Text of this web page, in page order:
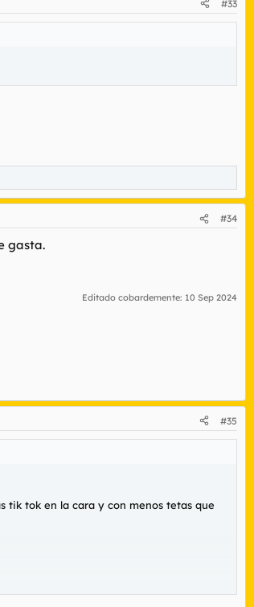
#33
#34
gasta.
Editado cobardemente: 10 Sep 2024
#35
tik tok en la cara y con menos tetas que